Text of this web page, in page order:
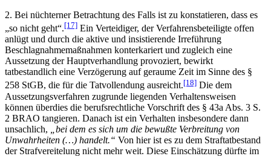
2. Bei nüchterner Betrachtung des Falls ist zu konstatieren, dass es
„so nicht geht“.[17] Ein Verteidiger, der Verfahrensbeteiligte offen
anlügt und durch die aktive und insistierende Irreführung
Beschlagnahmemaßnahmen konterkariert und zugleich eine
Aussetzung der Hauptverhandlung provoziert, bewirkt
tatbestandlich eine Verzögerung auf geraume Zeit im Sinne des §
258 StGB, die für die Tatvollendung ausreicht.[18] Die dem
Aussetzungsverfahren zugrunde liegenden Verhaltensweisen
können überdies die berufsrechtliche Vorschrift des § 43a Abs. 3 S.
2 BRAO tangieren. Danach ist ein Verhalten insbesondere dann
unsachlich,
„bei dem es sich um die bewußte Verbreitung von
Unwahrheiten (…) handelt.“ Von hier ist es zu dem Straftatbestand
der Strafvereitelung nicht mehr weit. Diese Einschätzung dürfte im